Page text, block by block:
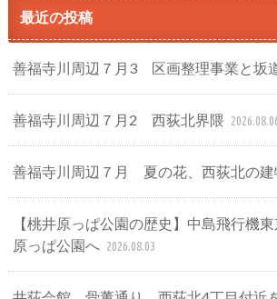
最近の投稿
善福寺川周辺７月3 区画整理事業と坂
善福寺川周辺７月2 西荻北界隈
善福寺川周辺７月 夏の花、西荻北の建
【桃井原っぱ公園の歴史】中島飛行機
原っぱ公園へ 2026.08.03